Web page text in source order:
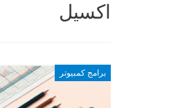
اكسيل
برامج كمبيوتر